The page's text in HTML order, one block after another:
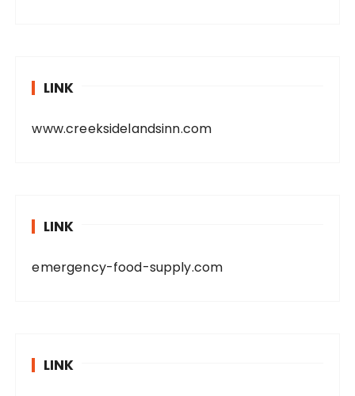
LINK
www.creeksidelandsinn.com
LINK
emergency-food-supply.com
LINK